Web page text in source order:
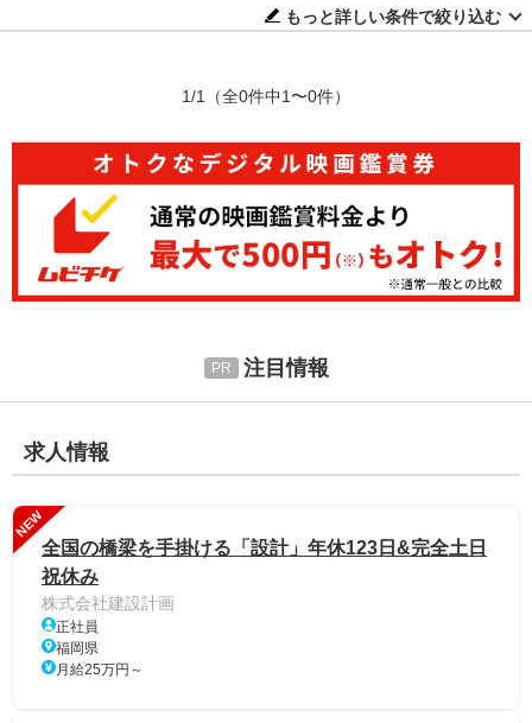
もっと詳しい条件で絞り込む
1/1 （全0件中1〜0件）
注目情報
求人情報
NEW
全国の橋梁を手掛ける「設計」年休123日&完全土日
祝休み
株式会社建設計画
正社員
福岡県
月給25万円～